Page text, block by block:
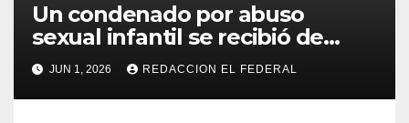
Un condenado por abuso
sexual infantil se recibió de
psicopedagogo dentro del
Servicio Penitenciario de La
Rioja
JUN 1, 2026 REDACCION EL FEDERAL